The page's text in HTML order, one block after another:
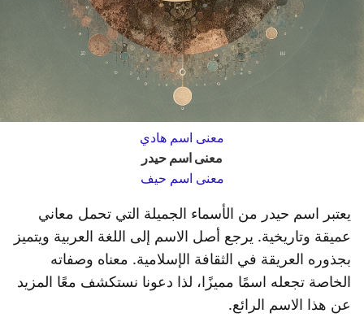
معنى اسم هادي
معنى اسم حيدر
معنى اسم حيف
يعتبر اسم حيدر من الأسماء الجميلة التي تحمل معاني
عميقة وتاريخية. يرجع أصل الاسم إلى اللغة العربية ويتميز
بجذوره العريقة في الثقافة الإسلامية. معناه وصفاته
الخاصة تجعله اسمًا مميزًا، لذا دعونا نستكشف معًا المزيد
عن هذا الاسم الرائع.